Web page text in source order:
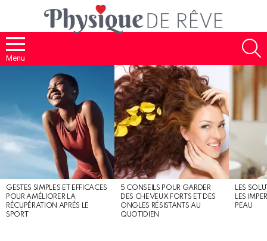
Menu
GESTES SIMPLES ET EFFICACES
POUR AMÉLIORER LA
RÉCUPÉRATION APRÈS LE
SPORT
5 CONSEILS POUR GARDER
DES CHEVEUX FORTS ET DES
ONGLES RÉSISTANTS AU
QUOTIDIEN
LES
LES
PEAU